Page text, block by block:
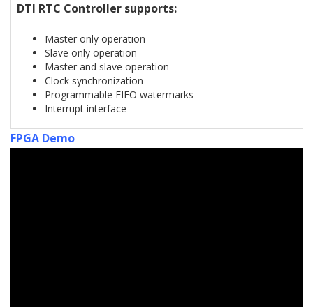
DTI RTC Controller supports:
Master only operation
Slave only operation
Master and slave operation
Clock synchronization
Programmable FIFO watermarks
Interrupt interface
FPGA Demo